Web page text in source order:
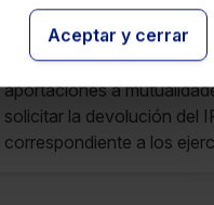
Aceptar y cerrar
Con efectos desde el 22-
la tramitación a seguir
pensionistas que en su
aportaciones a
solicitar la devolución del
correspondiente a los